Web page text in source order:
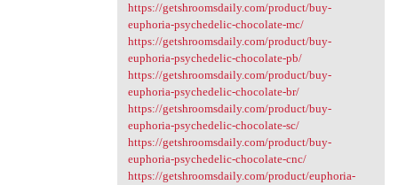
https://getshroomsdaily.com/product/buy-
euphoria-psychedelic-chocolate-mc/
https://getshroomsdaily.com/product/buy-
euphoria-psychedelic-chocolate-pb/
https://getshroomsdaily.com/product/buy-
euphoria-psychedelic-chocolate-br/
https://getshroomsdaily.com/product/buy-
euphoria-psychedelic-chocolate-sc/
https://getshroomsdaily.com/product/buy-
euphoria-psychedelic-chocolate-cnc/
https://getshroomsdaily.com/product/euphoria-